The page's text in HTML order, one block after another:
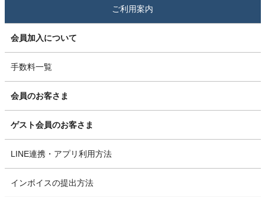
ご利用案内
会員加入について
手数料一覧
会員のお客さま
ゲスト会員のお客さま
LINE連携・アプリ利用方法
インボイスの提出方法